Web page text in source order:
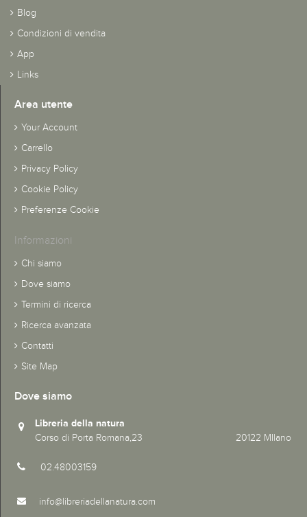
Blog
Condizioni di vendita
App
Links
Area utente
Your Account
Carrello
Privacy Policy
Cookie Policy
Preferenze Cookie
Informazioni
Chi siamo
Dove siamo
Termini di ricerca
Ricerca avanzata
Contatti
Site Map
Dove siamo
Libreria della natura
Corso di Porta Romana,23 20122 MIlano
02.48003159
info@libreriadellanatura.com